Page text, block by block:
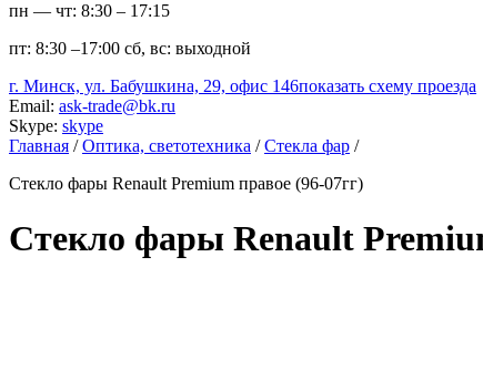
пн — чт: 8:30 – 17:15
пт: 8:30 –17:00 сб, вс: выходной
г. Минск, ул. Бабушкина, 29, офис 146показать схему проезда
Email: ask-trade@bk.ru
Skype: skype
Главная / Оптика, светотехника / Стекла фар /
Стекло фары Renault Premium правое (96-07гг)
Стекло фары Renault